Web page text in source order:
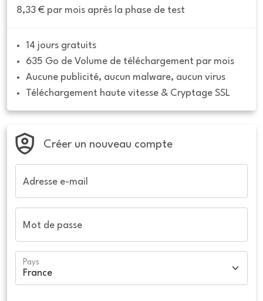
8,33 € par mois après la phase de test
14 jours gratuits
635 Go de Volume de téléchargement par mois
Aucune publicité, aucun malware, aucun virus
Téléchargement haute vitesse & Cryptage SSL
Créer un nouveau compte
Adresse e-mail
Mot de passe
Pays